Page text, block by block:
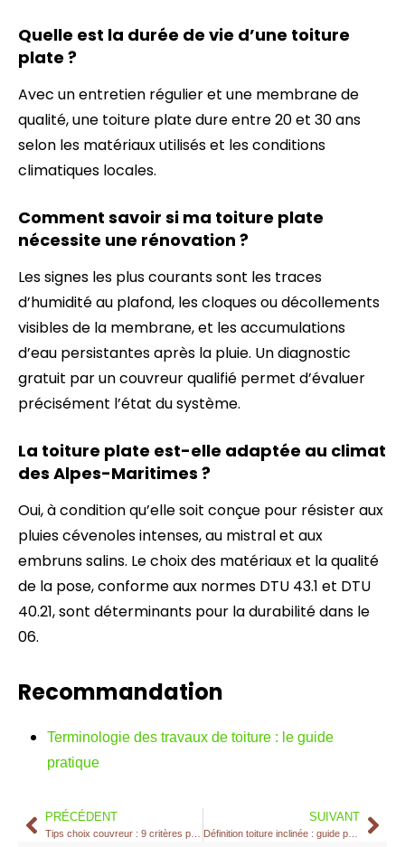
Quelle est la durée de vie d’une toiture
plate ?
Avec un entretien régulier et une membrane de
qualité, une toiture plate dure entre 20 et 30 ans
selon les matériaux utilisés et les conditions
climatiques locales.
Comment savoir si ma toiture plate
nécessite une rénovation ?
Les signes les plus courants sont les traces
d’humidité au plafond, les cloques ou décollements
visibles de la membrane, et les accumulations
d’eau persistantes après la pluie. Un diagnostic
gratuit par un couvreur qualifié permet d’évaluer
précisément l’état du système.
La toiture plate est-elle adaptée au climat
des Alpes-Maritimes ?
Oui, à condition qu’elle soit conçue pour résister aux
pluies cévenoles intenses, au mistral et aux
embruns salins. Le choix des matériaux et la qualité
de la pose, conforme aux normes DTU 43.1 et DTU
40.21, sont déterminants pour la durabilité dans le
06.
Recommandation
Terminologie des travaux de toiture : le guide
pratique
PRÉCÉDENT SUIVANT
Définition toiture inclinée : guide pratique pour le 06